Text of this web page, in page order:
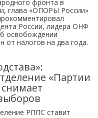
фронта в
глава «ОПОРЫ России»
России, лидера ОНФ
освобождении
от налогов на два года.
«Партии
РППС ставит